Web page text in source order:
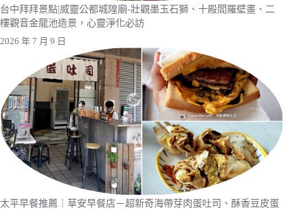
台中拜拜景點|威靈公都城隍廟-壯觀墨玉石獅、十殿閻羅壁畫、二
樓觀音金龍池造景，心靈淨化必訪
2026 年 7 月 9 日
太平早餐推薦｜草安早餐店－超新奇海帶芽肉蛋吐司、酥香豆皮蛋